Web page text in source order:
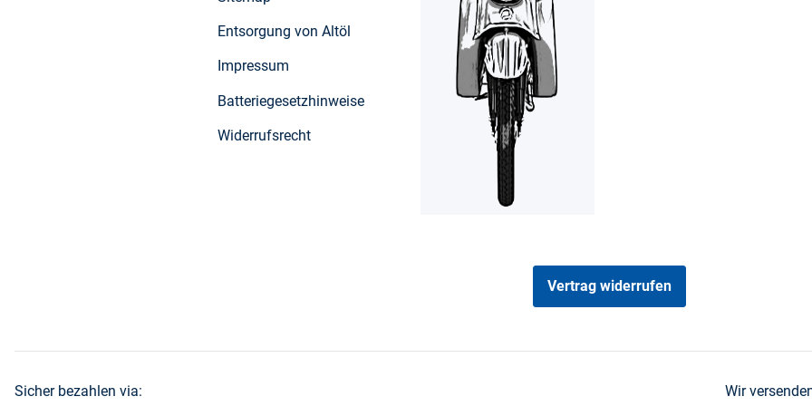
Entsorgung von Altöl
Impressum
Batteriegesetzhinweise
Widerrufsrecht
Vertrag widerrufen
Sicher bezahlen via: Wir